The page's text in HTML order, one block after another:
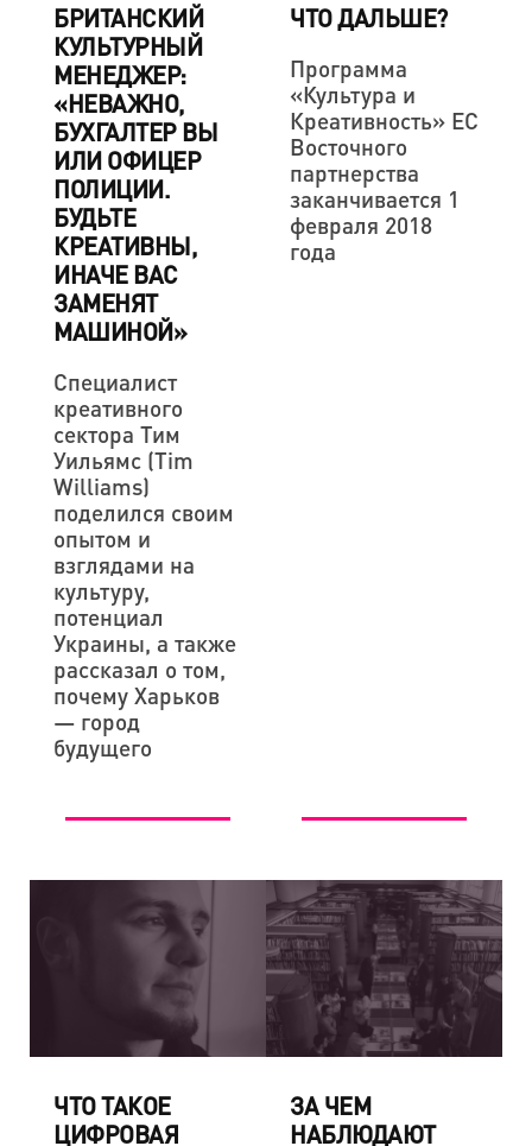
БРИТАНСКИЙ
КУЛЬТУРНЫЙ
МЕНЕДЖЕР:
«НЕВАЖНО,
БУХГАЛТЕР ВЫ
ИЛИ ОФИЦЕР
ПОЛИЦИИ.
БУДЬТЕ
КРЕАТИВНЫ,
ИНАЧЕ ВАС
ЗАМЕНЯТ
МАШИНОЙ»
Специалист
креативного
сектора Тим
Уильямс (Tim
Williams)
поделился своим
опытом и
взглядами на
культуру,
потенциал
Украины, а также
рассказал о том,
почему Харьков
— город
будущего
ЧТО ДАЛЬШЕ?
Программа
«Культура и
Креативность» ЕС
Восточного
партнерства
заканчивается 1
февраля 2018
года
ЧТО ТАКОЕ
ЦИФРОВАЯ
ЗА ЧЕМ
НАБЛЮДАЮТ